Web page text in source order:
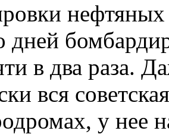
дней
в два раза.
вся
у нее